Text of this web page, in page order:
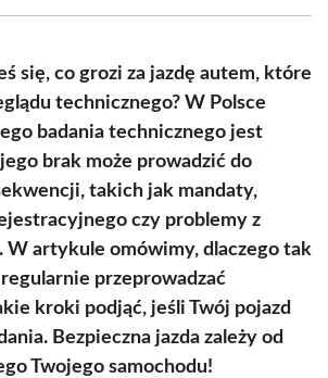
się, co grozi za jazdę autem, które
technicznego? W Polsce
badania technicznego jest
brak może prowadzić do
takich jak mandaty,
czy problemy z
W artykule omówimy, dlaczego tak
przeprowadzać
kroki podjąć, jeśli Twój pojazd
Bezpieczna jazda zależy od
Twojego samochodu!